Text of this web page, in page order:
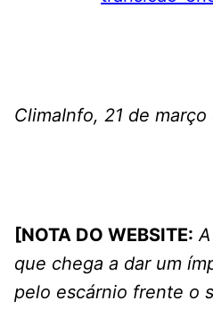
ClimaInfo, 21 de
[NOTA DO WEBSITE:
que chega a dar um
pelo escárnio frente o